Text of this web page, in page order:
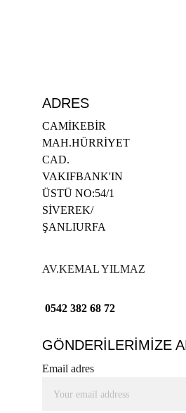
ADRES
CAMİKEBİR
MAH.HÜRRİYET
CAD.
VAKIFBANK'IN
ÜSTÜ NO:54/1
SİVEREK/
ŞANLIURFA
AV.KEMAL YILMAZ
0542 382 68 72
GÖNDERİLERİMİZE
Email adres